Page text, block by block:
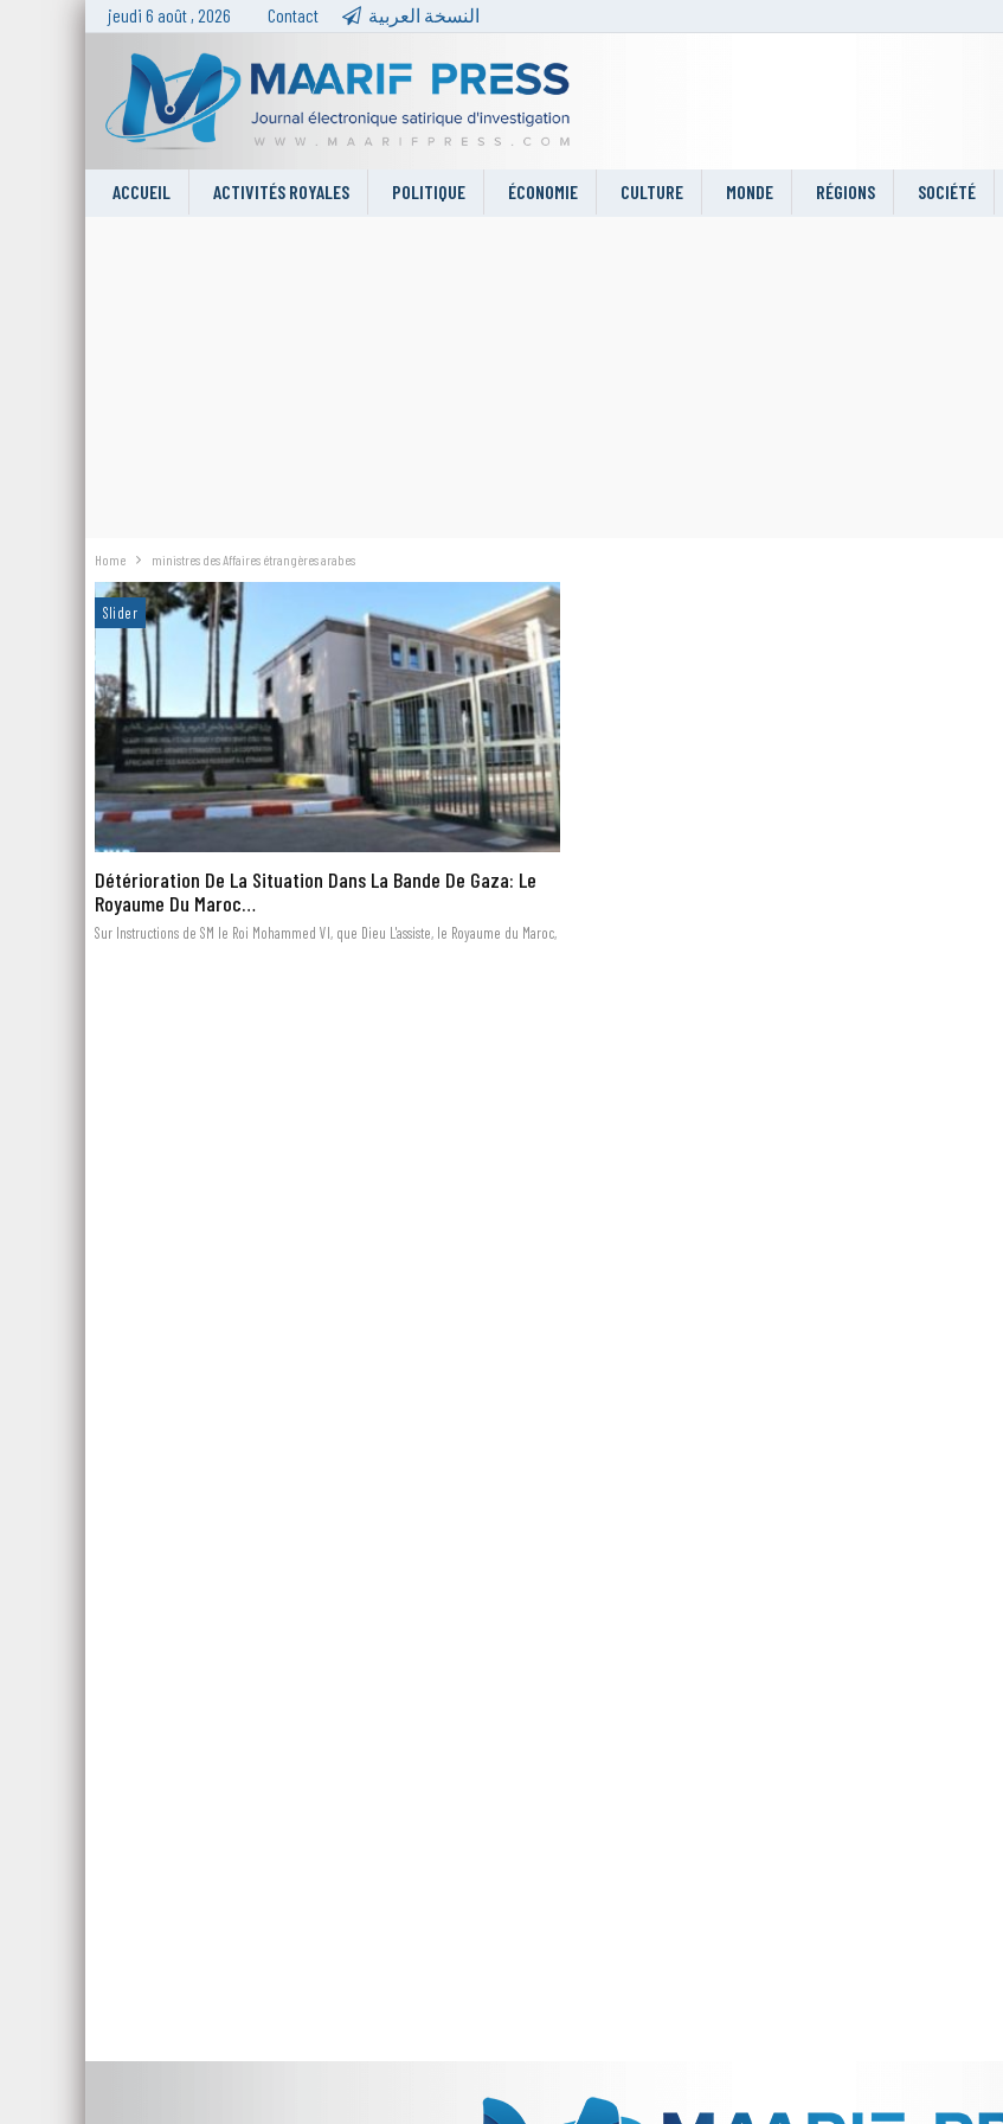
jeudi 6 août , 2026 Contact النسخة العربية
ACCUEIL ACTIVITÉS ROYALES POLITIQUE ÉCONOMIE CULTURE MONDE RÉGIONS SOCIÉTÉ
Home ministres des Affaires étrangères arabes
Slider
Détérioration De La Situation Dans La Bande De Gaza: Le
Royaume Du Maroc…
Sur Instructions de SM le Roi Mohammed VI, que Dieu L'assiste, le Royaume du Maroc,